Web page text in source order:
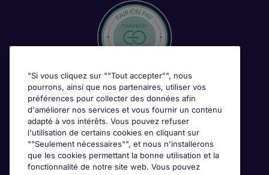
"Si vous cliquez sur ""Tout accepter"", nous
pourrons, ainsi que nos partenaires, utiliser vos
préférences pour collecter des données afin
d'améliorer nos services et vous fournir un contenu
adapté à vos intérêts. Vous pouvez refuser
l'utilisation de certains cookies en cliquant sur
""Seulement nécessaires"", et nous n'installerons
que les cookies permettant la bonne utilisation et la
fonctionnalité de notre site web. Vous pouvez